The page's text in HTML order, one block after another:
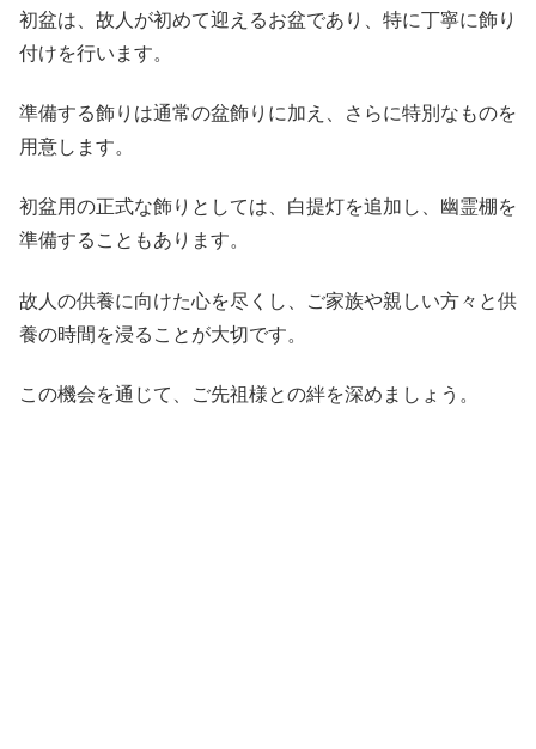
初盆は、故人が初めて迎えるお盆であり、特に丁寧に飾り
付けを行います。
準備する飾りは通常の盆飾りに加え、さらに特別なものを
用意します。
初盆用の正式な飾りとしては、白提灯を追加し、幽霊棚を
準備することもあります。
故人の供養に向けた心を尽くし、ご家族や親しい方々と供
養の時間を浸ることが大切です。
この機会を通じて、ご先祖様との絆を深めましょう。